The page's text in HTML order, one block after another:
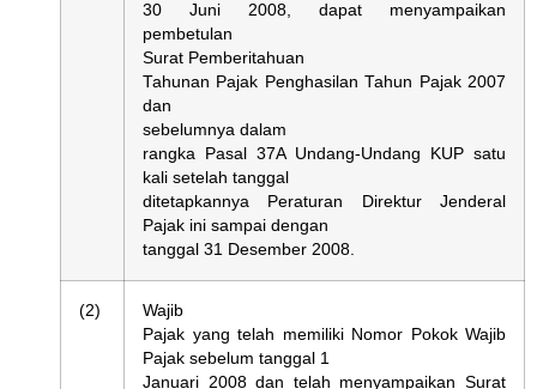
30 Juni 2008, dapat menyampaikan
pembetulan
Surat Pemberitahuan
Tahunan Pajak Penghasilan Tahun Pajak 2007
dan
sebelumnya dalam
rangka Pasal 37A Undang-Undang KUP satu
kali setelah tanggal
ditetapkannya Peraturan Direktur Jenderal
Pajak ini sampai dengan
tanggal 31 Desember 2008.
(2)
Wajib
Pajak yang telah memiliki Nomor Pokok Wajib
Pajak sebelum tanggal 1
Januari 2008 dan telah menyampaikan Surat